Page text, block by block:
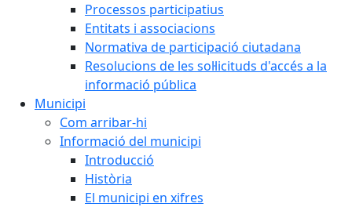
Processos participatius
Entitats i associacions
Normativa de participació ciutadana
Resolucions de les sol·licituds d'accés a la
informació pública
Municipi
Com arribar-hi
Informació del municipi
Introducció
Història
El municipi en xifres